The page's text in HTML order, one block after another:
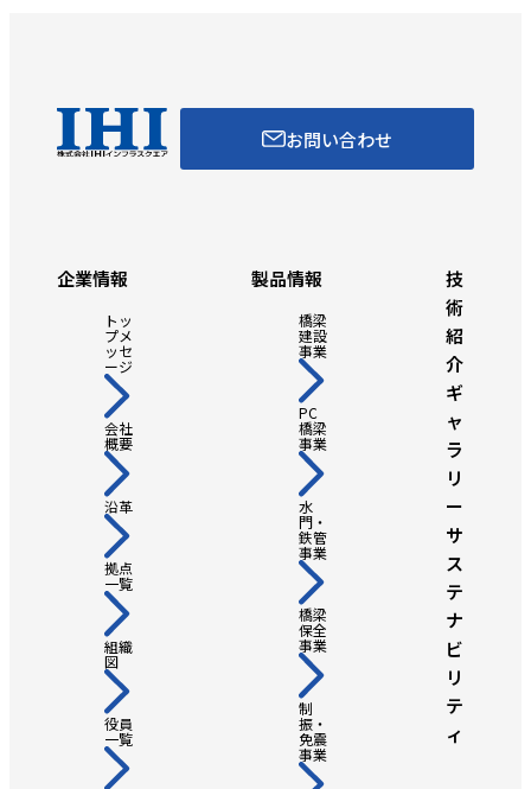
お問い合わせ
企業情報
トッ
プメ
ッセ
ージ
会社
概要
沿革
拠点
一覧
組織
図
役員
一覧
製品情報
橋梁
建設
事業
PC
橋梁
事業
水
門・
鉄管
事業
橋梁
保全
事業
制
振・
免震
事業
技
術
紹
介
ギ
ャ
ラ
リ
ー
サ
ス
テ
ナ
ビ
リ
テ
ィ